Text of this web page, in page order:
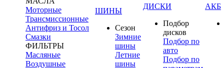
Моторные
Трансмиссионные
Антифриз и Тосол
Смазки
ФИЛЬТРЫ
Масляные
Воздушные
ШИНЫ
Сезон
Зимние
шины
Летние
шины
ДИСКИ
Подбор
дисков
Подбор по
авто
Подбор по
АКБ